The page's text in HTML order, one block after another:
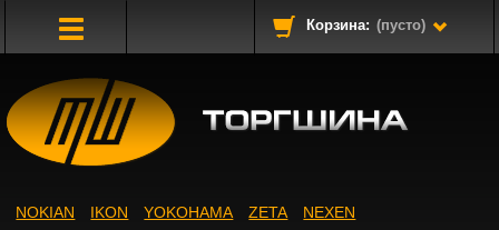
Корзина: (пусто)
NOKIAN IKON YOKOHAMA ZETA
NEXEN